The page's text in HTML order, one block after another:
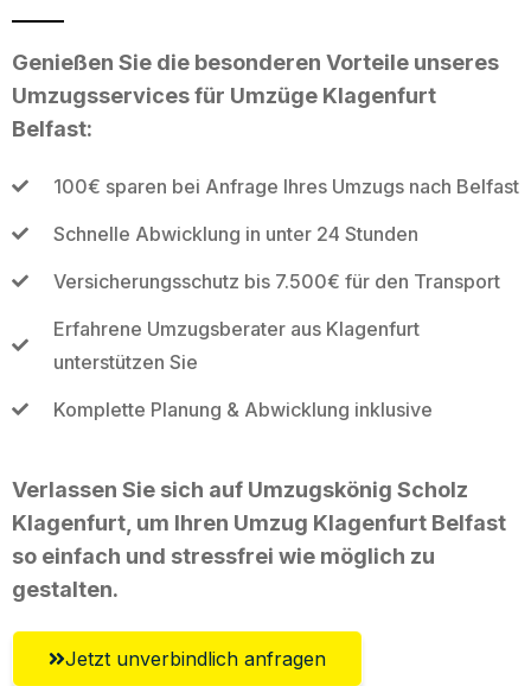
Genießen Sie die besonderen Vorteile unseres
Umzugsservices für Umzüge Klagenfurt
Belfast:
100€ sparen bei Anfrage Ihres Umzugs nach Belfast
Schnelle Abwicklung in unter 24 Stunden
Versicherungsschutz bis 7.500€ für den Transport
Erfahrene Umzugsberater aus Klagenfurt
unterstützen Sie
Komplette Planung & Abwicklung inklusive
Verlassen Sie sich auf Umzugskönig Scholz
Klagenfurt, um Ihren Umzug Klagenfurt Belfast
so einfach und stressfrei wie möglich zu
gestalten.
Jetzt unverbindlich anfragen